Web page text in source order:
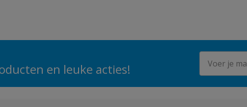
en leuke acties!